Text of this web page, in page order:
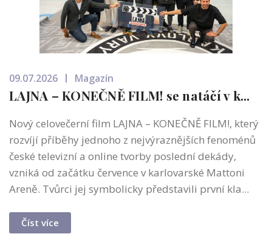
09.07.2026 Magazín
LAJNA – KONEČNĚ FILM! se natáčí v k...
Nový celovečerní film LAJNA – KONEČNĚ FILM!, který
rozvíjí příběhy jednoho z nejvýraznějších fenoménů
české televizní a online tvorby poslední dekády,
vzniká od začátku července v karlovarské Mattoni
Areně. Tvůrci jej symbolicky představili první kla...
Číst více